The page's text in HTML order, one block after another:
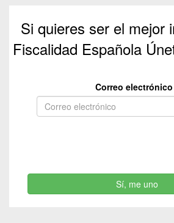
Si quieres ser el mejor
Fiscalidad Española
Correo electrónico
Sí, me uno